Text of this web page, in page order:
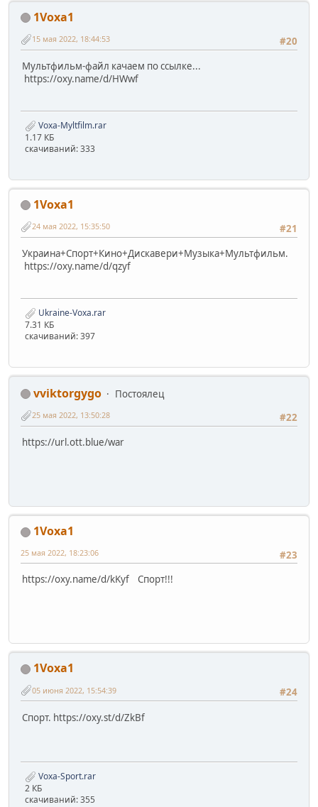
1Voxa1
#20
15 мая 2022, 18:44:53
Мультфильм-файл качаем по ссылке...
https://oxy.name/d/HWwf
Voxa-Myltfilm.rar
1.17 КБ
скачиваний: 333
1Voxa1
#21
24 мая 2022, 15:35:50
Украина+Спорт+Кино+Дискавери+Музыка+Мультфильм.
https://oxy.name/d/qzyf
Ukraine-Voxa.rar
7.31 КБ
скачиваний: 397
vviktorgygo
Постоялец
#22
25 мая 2022, 13:50:28
https://url.ott.blue/war
1Voxa1
#23
25 мая 2022, 18:23:06
https://oxy.name/d/kKyf Спорт!!!
1Voxa1
#24
05 июня 2022, 15:54:39
Спорт. https://oxy.st/d/ZkBf
Voxa-Sport.rar
2 КБ
скачиваний: 355